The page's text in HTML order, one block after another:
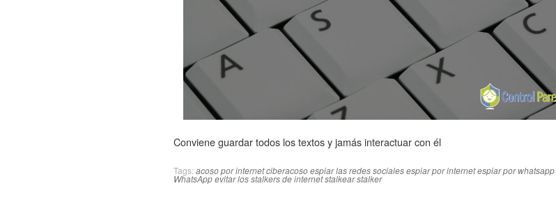
Conviene guardar todos los textos y jamás interactuar con él
Tags: acoso por internetciberacosoespiar las redes socialesespiar por internetespiar por whatsapp
WhatsAppevitar los stalkers de internetstalkearstalker